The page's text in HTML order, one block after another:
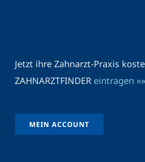
Jetzt ihre Zahnarzt-Praxis
ZAHNARZTFINDER eintragen »»
MEIN ACCOUNT